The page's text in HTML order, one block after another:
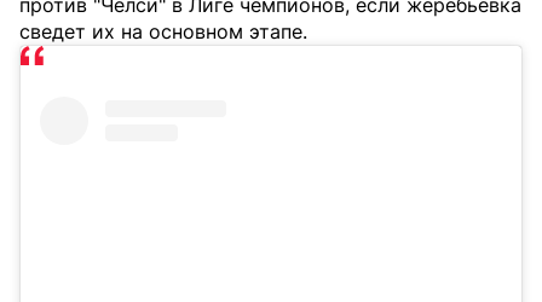
против "Челси" в Лиге чемпионов, если жеребьёвка
сведет их на основном этапе.